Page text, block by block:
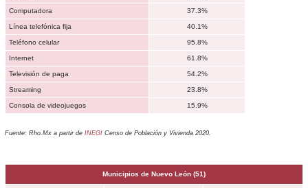
Computadora 37.3%
Línea telefónica fija 40.1%
Teléfono celular 95.8%
Internet 61.8%
Televisión de paga 54.2%
Streaming 23.8%
Consola de videojuegos 15.9%
Fuente: Rho.Mx a partir de INEGI Censo de Población y Vivienda 2020.
Municipios de Nuevo León (51)